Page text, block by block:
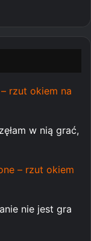
rzut okiem na
w nią grać,
– rzut okiem
nie jest gra